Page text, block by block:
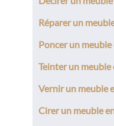
Réparer un
Poncer un meuble
Teinter un meuble
Vernir un meuble
Cirer un meuble